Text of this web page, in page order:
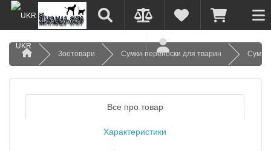
UKR
Зоотовари
Сумки-переноски для тварин
Все про товар
Характеристики